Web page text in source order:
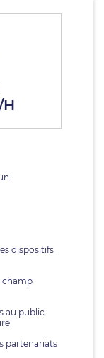
dispositifs
champ
au public
partenariats